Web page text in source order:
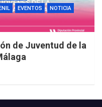
EVENTOS
NOTICIA
de Juventud de la